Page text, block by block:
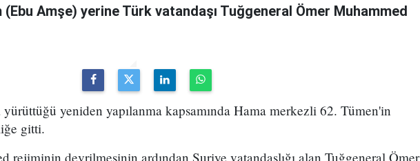
Amşe) yerine Türk vatandaşı Tuğgeneral Ömer Muhammed
yeniden yapılanma kapsamında Hama merkezli 62. Tümen'in
gitti.
rejiminin devrilmesinin ardından Suriye vatandaşlığı alan Tuğgeneral Ömer